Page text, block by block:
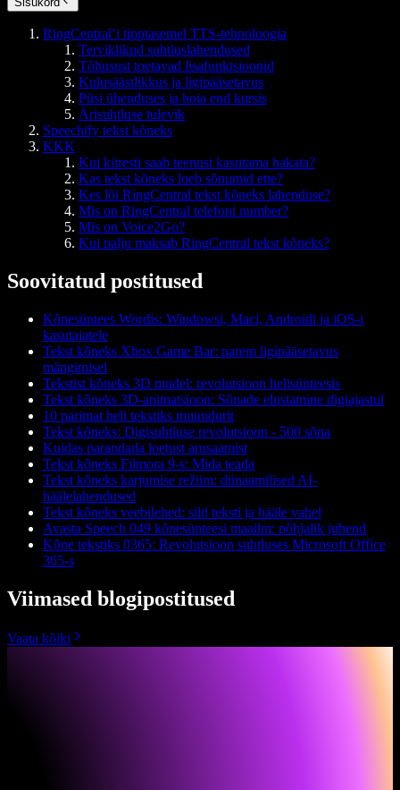
RingCentral’i tipptasemel TTS-tehnoloogia
Terviklikud suhtluslahendused
Tõhusust toetavad lisafunktsioonid
Kulusäästlikkus ja ligipääsetavus
Püsi ühenduses ja hoia end kursis
Ärisuhtluse tulevik
Speechify tekst kõneks
KKK
Kui kiiresti saab teenust kasutama hakata?
Kas tekst kõneks loeb sõnumid ette?
Kes lõi RingCentral tekst kõneks lahenduse?
Mis on RingCentral telefoni number?
Mis on Voice2Go?
Kui palju maksab RingCentral tekst kõneks?
Soovitatud postitused
Kõnesüntees Wordis: Windowsi, Maci, Androidi ja iOS-i
kasutajatele
Tekst kõneks Xbox Game Bar: parem ligipääsetavus
mängimisel
Tekstist kõneks 3D mudel: revolutsioon helisünteesis
Tekst kõneks 3D-animatsioon: Sõnade elustamine digiajastul
10 parimat heli tekstiks muundurit
Tekst kõneks: Digisuhtluse revolutsioon - 500 sõna
Kuidas parandada loetust arusaamist
Tekst kõneks Filmora 9-s: Mida teada
Tekst kõneks karjumise režiim: dünaamilised AI-
häälelahendused
Tekst kõneks veebilehed: sild teksti ja hääle vahel
Avasta Speech 049 kõnesünteesi maailm: põhjalik juhend
Kõne tekstiks 0365: Revolutsioon suhtluses Microsoft Office
365-s
Viimased blogipostitused
Vaata kõiki